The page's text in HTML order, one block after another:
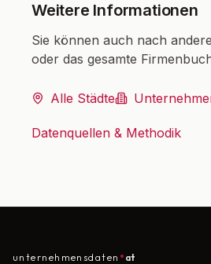
Weitere Informationen
Sie können auch nach
oder das gesamte
Alle Städte
Datenquellen & Methodik
unternehmensdaten at